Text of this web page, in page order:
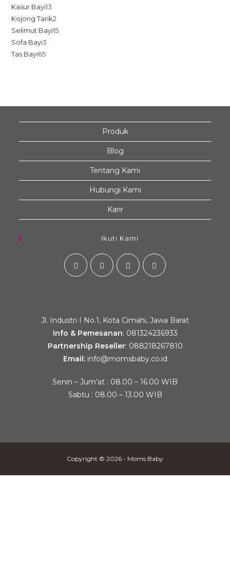
Kasur Bayi13
Kojong Tarik2
Selimut Bayi15
Sofa Bayi3
Tas Bayi65
Produk
Blog
Tentang Kami
Hubungi Kami
Karir
Ikuti Kami
Jl. Industri I No.1, Kota Cimahi, Jawa Barat
Info & Pemesanan: 081324236933
Partnership Reseller: 088218267810
Email: info@momsbaby.co.id
Senin – Jum’at : 08.00 – 16.00 WIB
Sabtu : 08.00 – 13.00 WIB
Copyright © 2026 - Moms Baby